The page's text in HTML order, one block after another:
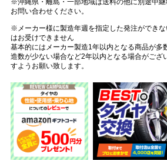
※沖縄県・離島・一部地域は送料の他に別途中
お問い合わせください。
※メーカー様に製造年週を指定した発注ができ
はお受けできません
基本的にはメーカー製造1年以内となる商品が多
造数が少ない場合など2年以内となる場合がござ
すようお願い致します。